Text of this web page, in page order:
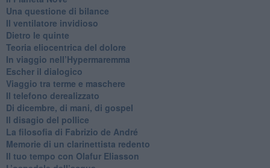
​Una questione di bilance
​Il ventilatore invidioso
​Dietro le quinte
​Teoria eliocentrica del dolore
In viaggio nell’Hypermaremma
​Escher il dialogico
​Viaggio tra terme e maschere
Il telefono derealizzato
​Di dicembre, di mani, di gospel
​Il disagio del pollice
​La filosofia di Fabrizio de André
Memorie di un clarinettista redento
​Il tuo tempo con Olafur Eliasson